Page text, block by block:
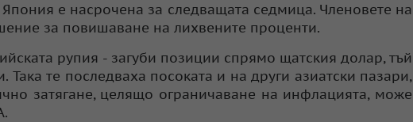
е насрочена за следващата седмица. Членовете на
за повишаване на лихвените проценти.
рупия - загуби позиции спрямо щатския долар, тъй
Така те последваха посоката и на други азиатски пазари,
затягане, целящо ограничаване на инфлацията, може